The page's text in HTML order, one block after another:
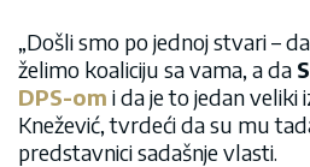
„Došli smo po jednoj stvari –
želimo koaliciju sa vama, a da
DPS-om i da je to jedan veliki
Knežević, tvrdeći da su mu
predstavnici sadašnje vlasti.